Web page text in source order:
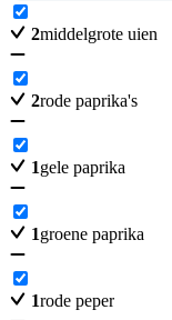
2middelgrote uien
2rode paprika's
1gele paprika
1groene paprika
1rode peper